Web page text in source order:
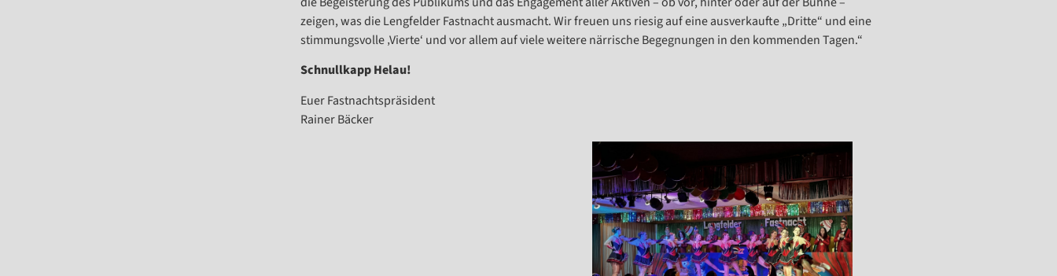
zeigen, was die Lengfelder Fastnacht ausmacht. Wir freuen uns riesig auf eine ausverkaufte „Dritte“ und eine
stimmungsvolle ‚Vierte‘ und vor allem auf viele weitere närrische Begegnungen in den kommenden Tagen.“
Schnullkapp Helau!
Euer Fastnachtspräsident
Rainer Bäcker